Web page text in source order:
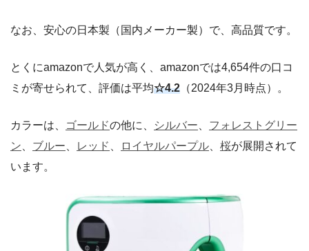
なお、安心の日本製（国内メーカー製）で、高品質です。
とくにamazonで人気が高く、amazonでは4,654件の口コ
ミが寄せられて、評価は平均☆4.2 （2024年3月時点）。
カラーは、 ゴールドの他に、 シルバー
フォレストグリー
ン
ブルー レッド ロイヤルパープル 桜が展開されて
います。